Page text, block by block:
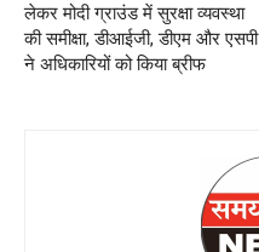
लेकर मोदी ग्राउंड में सुरक्षा व्यवस्था
की समीक्षा, डीआईजी, डीएम और एसपी
ने अधिकारियों को किया ब्रीफ